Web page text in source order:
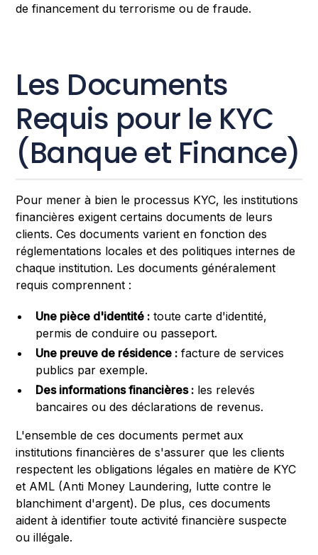
de financement du terrorisme ou de fraude.
Les Documents
Requis pour le KYC
(Banque et Finance)
Pour mener à bien le processus KYC, les institutions
financières exigent certains documents de leurs
clients. Ces documents varient en fonction des
réglementations locales et des politiques internes de
chaque institution. Les documents généralement
requis comprennent :
Une pièce d'identité : toute carte d'identité,
permis de conduire ou passeport.
Une preuve de résidence : facture de services
publics par exemple.
Des informations financières : les relevés
bancaires ou des déclarations de revenus.
L'ensemble de ces documents permet aux
institutions financières de s'assurer que les clients
respectent les obligations légales en matière de KYC
et AML (Anti Money Laundering, lutte contre le
blanchiment d'argent). De plus, ces documents
aident à identifier toute activité financière suspecte
ou illégale.